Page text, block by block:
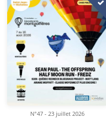
N°47 - 23 juillet 2026